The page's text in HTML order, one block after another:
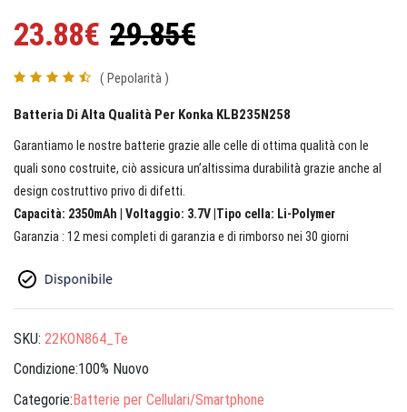
23.88€ 29.85€
( Pepolarità )
Batteria Di Alta Qualità Per Konka KLB235N258
Garantiamo le nostre batterie grazie alle celle di ottima qualità con le
quali sono costruite, ciò assicura un’altissima durabilità grazie anche al
design costruttivo privo di difetti.
Capacità: 2350mAh | Voltaggio: 3.7V |Tipo cella: Li-Polymer
Garanzia : 12 mesi completi di garanzia e di rimborso nei 30 giorni
SKU: 22KON864_Te
Condizione:100% Nuovo
Categorie:Batterie per Cellulari/Smartphone